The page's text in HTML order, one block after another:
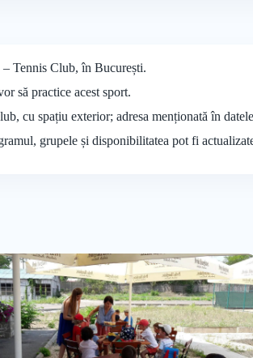
Tennis Club, în București.
să practice acest sport.
cu spațiu exterior; adresa menționată în
grupele și disponibilitatea pot fi